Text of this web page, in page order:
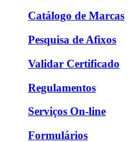
Catálogo de Marcas
Pesquisa de Afixos
Validar Certificado
Regulamentos
Serviços On-line
Formulários